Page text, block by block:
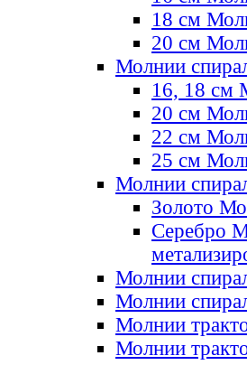
18 см
20 см
Молнии
16, 18 см
20 см
22 см
25 см
Молнии
Золото
Серебро
Молнии
Молнии
Молнии
Молнии